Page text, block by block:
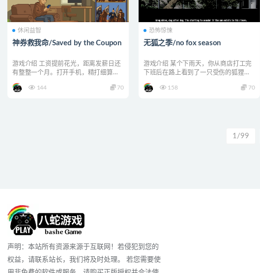
休闲益智
神券救我命/Saved by the Coupon
游戏介绍 工资提前花光，距离发薪日还
有整整一个月。打开手机，精打细算，
144
70
恐怖惊悚
无狐之季/no fox season
游戏介绍 某个下雨天，你从商店打工完
下班后在路上看到了一只受伤的狐狸。
158
70
1/99
声明：本站所有资源来源于互联网！若侵犯到您的
权益，请联系站长，我们将及时处理。 若您需要使